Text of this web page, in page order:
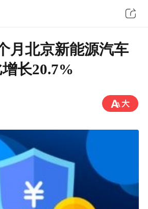
月北京新能源汽车
长20.7%